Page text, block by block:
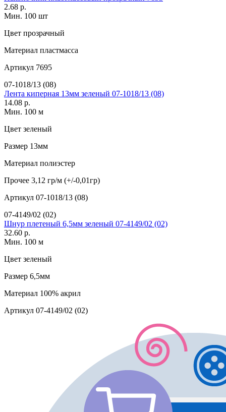
2.68 р.
Мин. 100 шт
Цвет прозрачный
Материал пластмасса
Артикул 7695
07-1018/13 (08)
Лента киперная 13мм зеленый 07-1018/13 (08)
14.08 р.
Мин. 100 м
Цвет зеленый
Размер 13мм
Материал полиэстер
Прочее 3,12 гр/м (+/-0,01гр)
Артикул 07-1018/13 (08)
07-4149/02 (02)
Шнур плетеный 6,5мм зеленый 07-4149/02 (02)
32.60 р.
Мин. 100 м
Цвет зеленый
Размер 6,5мм
Материал 100% акрил
Артикул 07-4149/02 (02)